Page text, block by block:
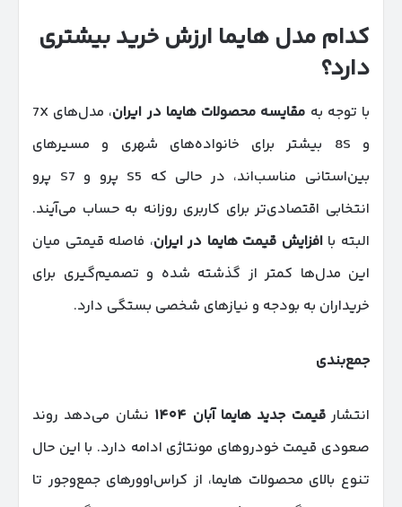
کدام مدل هایما ارزش خرید بیشتری
دارد؟
با توجه به مقایسه محصولات هایما در ایران
، مدل‌های 7X
و 8S بیشتر برای خانواده‌های شهری و مسیرهای
بین‌استانی مناسب‌اند، در حالی که S5 پرو و S7 پرو
انتخابی اقتصادی‌تر برای کاربری روزانه به حساب می‌آیند.
البته باافزایش قیمت هایما در ایران، فاصله قیمتی میان
این مدل‌ها کمتر از گذشته شده و تصمیم‌گیری برای
خریداران به بودجه و نیازهای شخصی بستگی دارد.
جمع‌بندی
انتشارقیمت جدید هایما آبان ۱۴۰۴ نشان می‌دهد روند
صعودی قیمت خودروهای مونتاژی ادامه دارد. با این حال
تنوع بالای محصولات هایما، از کراس‌اوورهای جمع‌وجور تا